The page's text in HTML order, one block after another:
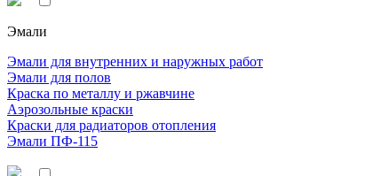
Эмали
Эмали для внутренних и наружных работ
Эмали для полов
Краска по металлу и ржавчине
Аэрозольные краски
Краски для радиаторов отопления
Эмали ПФ-115